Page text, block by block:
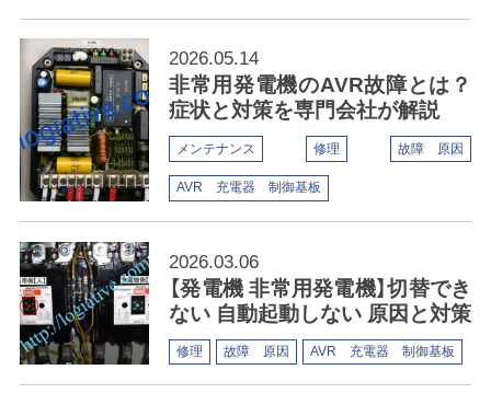
2026.05.14
非常用発電機のAVR故障とは？
症状と対策を専門会社が解説
メンテナンス 修理 故障 原因
AVR 充電器 制御基板
2026.03.06
【発電機 非常用発電機】切替でき
ない 自動起動しない 原因と対策
修理 故障 原因 AVR 充電器 制御基板